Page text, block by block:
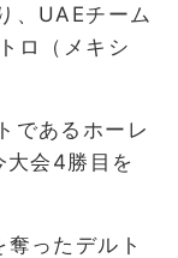
、UAEチーム
ロ（メキシ
であるホーレ
会4勝目を
ったデルト